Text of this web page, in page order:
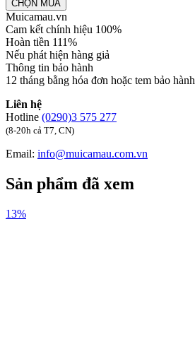
CHỌN MUA
Muicamau.vn
Cam kết chính hiệu 100%
Hoàn tiền 111%
Nếu phát hiện hàng giả
Thông tin bảo hành
12 tháng bằng hóa đơn hoặc tem bảo hành
Liên hệ
Hotline (0290)3 575 277
(8-20h cả T7, CN)
Email: info@muicamau.com.vn
Sản phẩm đã xem
13%